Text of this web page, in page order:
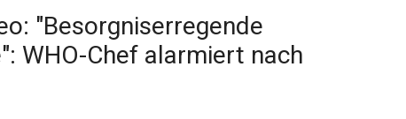
"Besorgniserregende
WHO-Chef alarmiert nach